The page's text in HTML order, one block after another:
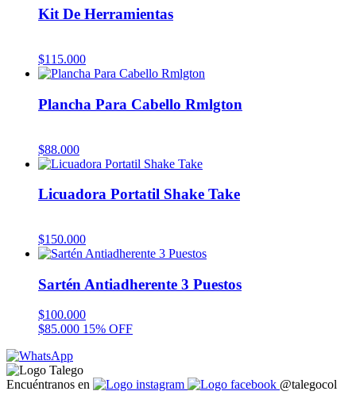
Kit De Herramientas
$115.000
Plancha Para Cabello Rmlgton
$88.000
Licuadora Portatil Shake Take
$150.000
Sartén Antiadherente 3 Puestos
$100.000
$85.000 15% OFF
Encuéntranos en @talegocol